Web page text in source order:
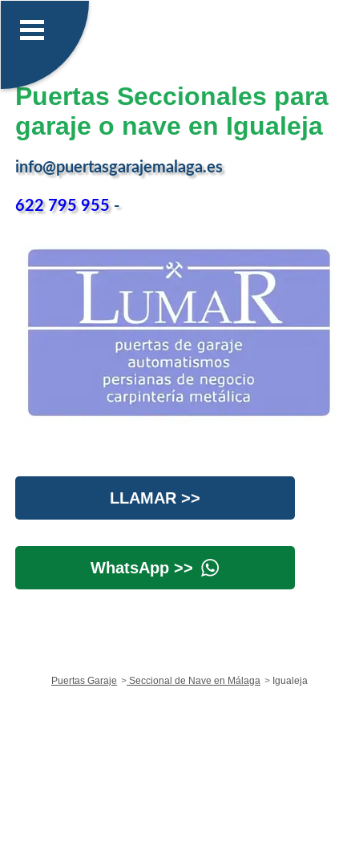
Puertas Seccionales para
garaje o nave en Igualeja
info@puertasgarajemalaga.es
622 795 955-
LLAMAR >>
WhatsApp >>
Puertas Garaje Seccional de Nave en Málaga Igualeja